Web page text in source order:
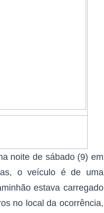
noite de sábado (9) em
o veículo é de uma
estava carregado
no local da ocorrência,